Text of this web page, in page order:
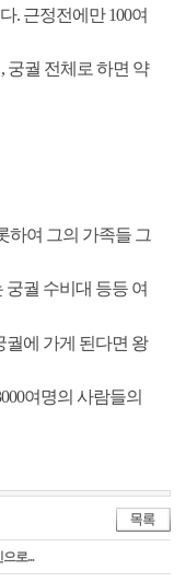
. 근정전에만 100여
궁궐 전체로 하면 약
하여 그의 가족들 그
궁궐 수비대 등등 여
궐에 가게 된다면 왕
여명의 사람들의
로...